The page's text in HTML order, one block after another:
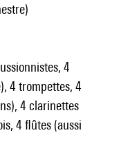
4
4 trompettes, 4
4 clarinettes
4 flûtes (aussi